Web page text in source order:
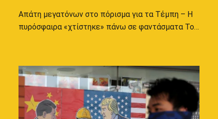
Απάτη μεγατόνων στο πόρισμα για τα Τέμπη – Η
πυρόσφαιρα «χτίστηκε» πάνω σε φαντάσματα Το…